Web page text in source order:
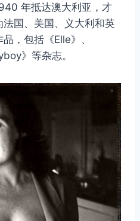
年抵达澳大利亚，才
国、美国、义大利和英
，包括《Elle》、
》等杂志。